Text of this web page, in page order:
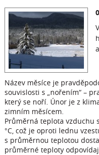
Název měsíce je
souvislosti s „nořením“ –
který se noří. Únor je z
zimním měsícem.
Průměrná teplota vzduchu
°C, což je oproti lednu
s průměrnou teplotou
průměrné teploty